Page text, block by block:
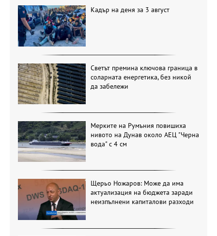
Кадър на деня за 3 август
Светът премина ключова граница в
соларната енергетика, без никой
да забележи
Мерките на Румъния повишиха
нивото на Дунав около АЕЦ "Черна
вода" с 4 см
Щерьо Ножаров: Може да има
актуализация на бюджета заради
неизпълнени капиталови разходи